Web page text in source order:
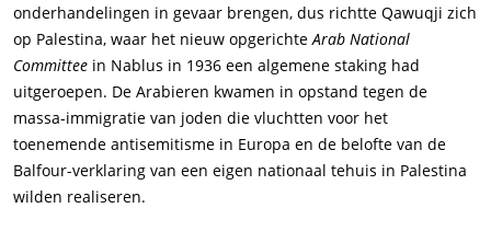
onderhandelingen in gevaar brengen, dus richtte Qawuqji zich
op Palestina, waar het nieuw opgerichte Arab National
Committee in Nablus in 1936 een algemene staking had
uitgeroepen. De Arabieren kwamen in opstand tegen de
massa-immigratie van joden die vluchtten voor het
toenemende antisemitisme in Europa en de belofte van de
Balfour-verklaring van een eigen nationaal tehuis in Palestina
wilden realiseren.